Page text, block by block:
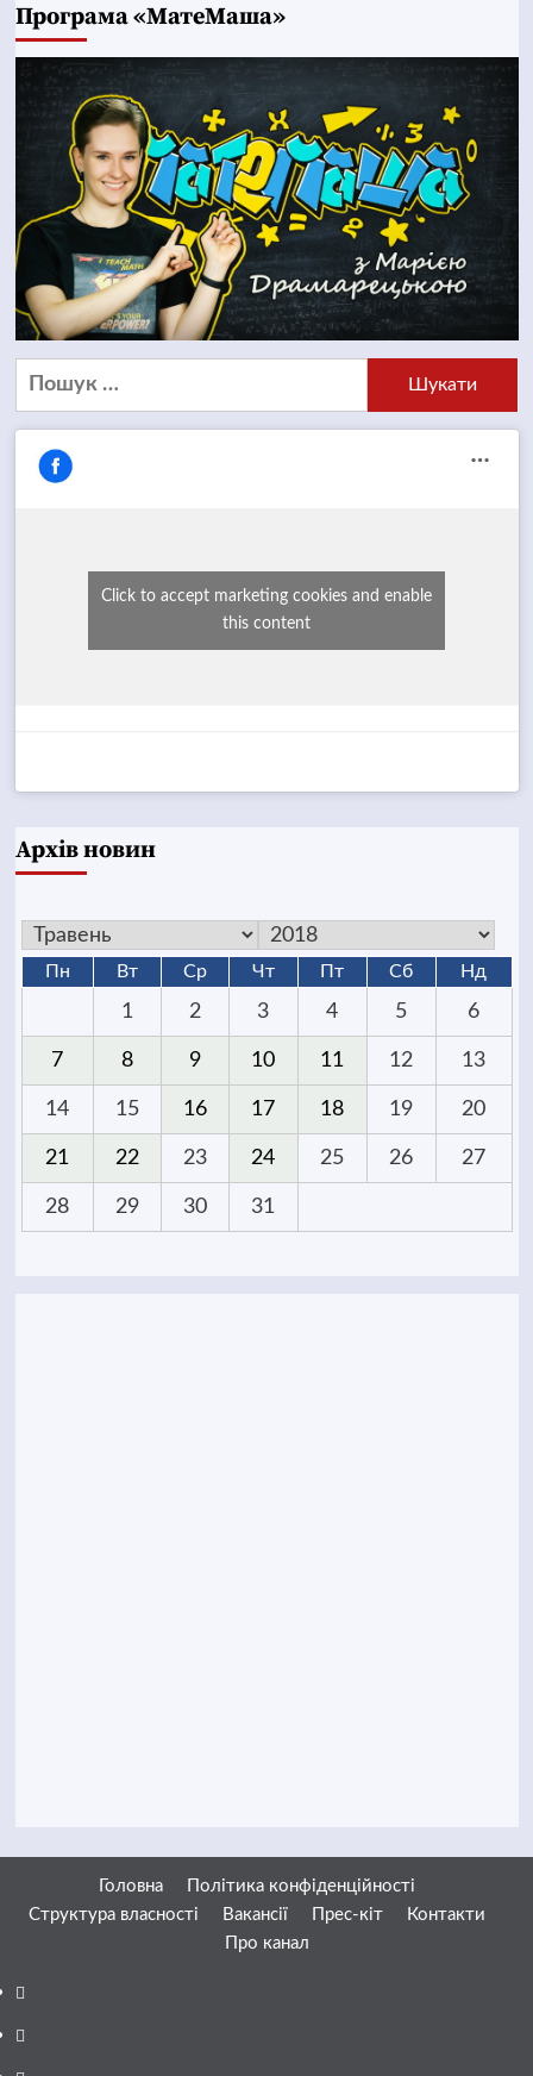
Програма «МатеМаша»
Пошук:
Click to accept marketing cookies and enable
this content
Архів новин
Пн Вт Ср Чт Пт Сб Нд
1 2 3 4 5 6
7 8 9 10 11 12 13
14 15 16 17 18 19 20
21 22 23 24 25 26 27
28 29 30 31
Головна
Політика конфіденційності
Структура власності
Вакансії Прес-кіт
Контакти
Про канал
Facebook
YouTube